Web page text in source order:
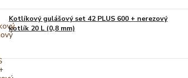
Kotlíkový gulášový set 42 PLUS 600 + nerezový
kotlík 20 L (0,8 mm)